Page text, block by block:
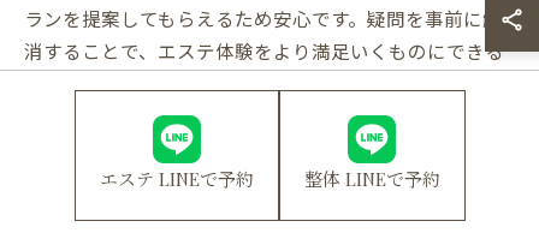
ランを提案してもらえるため安心です。疑問を事前に解
消することで、エステ体験をより満足いくものにできる
エステ利用時の不安を解消するポイント
エステを利用する際の不安は、事前に確認や相談を重ね
ることで大きく軽減できます。なぜなら、施術内容や通
エステ LINEで予約 整体 LINEで予約